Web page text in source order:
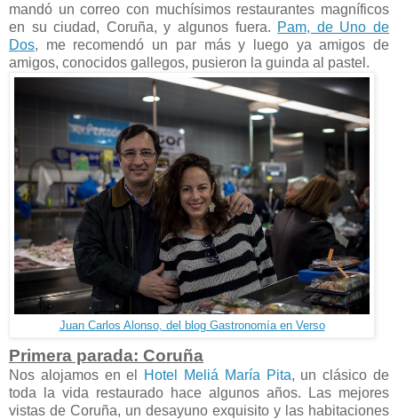
mandó un correo con muchísimos restaurantes magníficos
en su ciudad, Coruña, y algunos fuera. Pam, de Uno de
Dos, me recomendó un par más y luego ya amigos de
amigos, conocidos gallegos, pusieron la guinda al pastel.
Juan Carlos Alonso, del blog Gastronomía en Verso
Primera parada: Coruña
Nos alojamos en el Hotel Meliá María Pita, un clásico de
toda la vida restaurado hace algunos años. Las mejores
vistas de Coruña, un desayuno exquisito y las habitaciones